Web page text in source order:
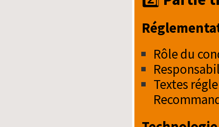
Rôle du
Textes